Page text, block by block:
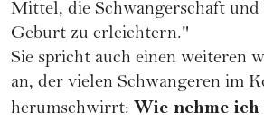
Mittel, die Schwangerschaft und
Geburt zu erleichtern."
Sie spricht auch einen weiteren
an, der vielen Schwangeren im
herumschwirrt: Wie nehme